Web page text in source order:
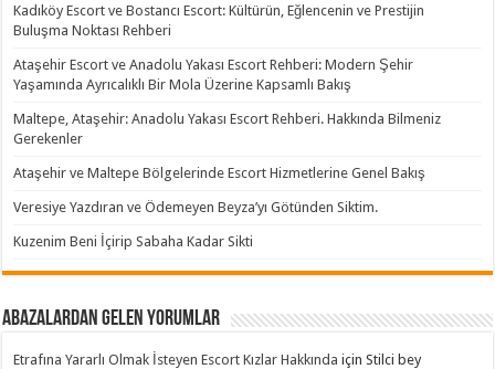
Kadıköy Escort ve Bostancı Escort: Kültürün, Eğlencenin ve Prestijin
Buluşma Noktası Rehberi
Ataşehir Escort ve Anadolu Yakası Escort Rehberi: Modern Şehir
Yaşamında Ayrıcalıklı Bir Mola Üzerine Kapsamlı Bakış
Maltepe, Ataşehir: Anadolu Yakası Escort Rehberi. Hakkında Bilmeniz
Gerekenler
Ataşehir ve Maltepe Bölgelerinde Escort Hizmetlerine Genel Bakış
Veresiye Yazdıran ve Ödemeyen Beyza’yı Götünden Siktim.
Kuzenim Beni İçirip Sabaha Kadar Sikti
Abazalardan Gelen Yorumlar
Etrafına Yararlı Olmak İsteyen Escort Kızlar Hakkında içinStilci bey